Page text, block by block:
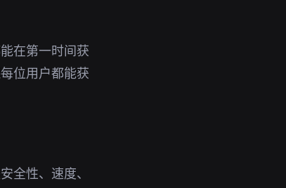
在第一时间获
位用户都能获
全性、速度、